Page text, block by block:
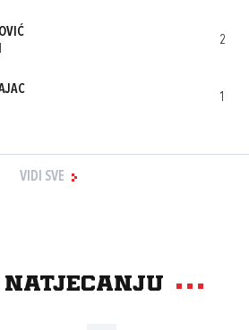
2
1
VIDI SVE
natjecanju